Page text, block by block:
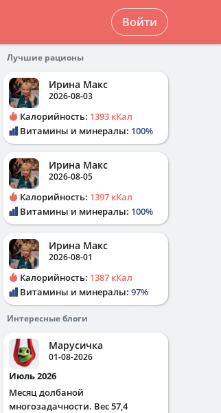
Войти
Лучшие рационы
Ирина Макс
2026-08-03
Калорийность: 1393 кКал
Витамины и минералы: 100%
Ирина Макс
2026-08-05
Калорийность: 1397 кКал
Витамины и минералы: 100%
Ирина Макс
2026-08-01
Калорийность: 1387 кКал
Витамины и минералы: 97%
Интересные блоги
Марусичка
01-08-2026
Июль 2026
Месяц долбаной
многозадачности. Вес 57,4